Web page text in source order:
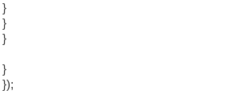
}
}
}
}
});